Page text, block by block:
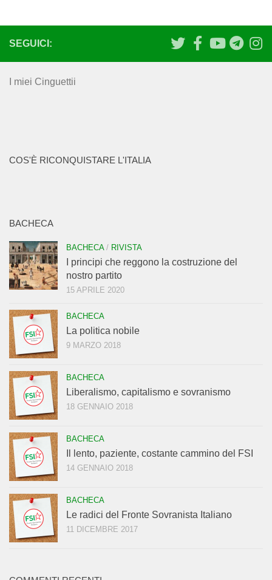
SEGUICI:
I miei Cinguettii
COS'È RICONQUISTARE L'ITALIA
BACHECA
BACHECA/ RIVISTA
I principi che reggono la costruzione del
nostro partito
15 APRILE 2020
BACHECA
La politica nobile
9 MARZO 2018
BACHECA
Liberalismo, capitalismo e sovranismo
18 GENNAIO 2018
BACHECA
Il lento, paziente, costante cammino del FSI
14 GENNAIO 2018
BACHECA
Le radici del Fronte Sovranista Italiano
11 DICEMBRE 2017